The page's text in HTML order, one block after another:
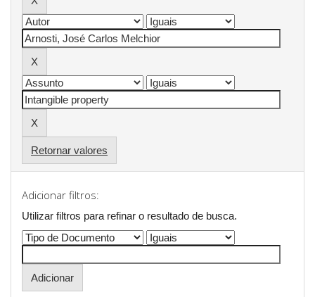
Retornar valores
Adicionar filtros:
Utilizar filtros para refinar o resultado de busca.